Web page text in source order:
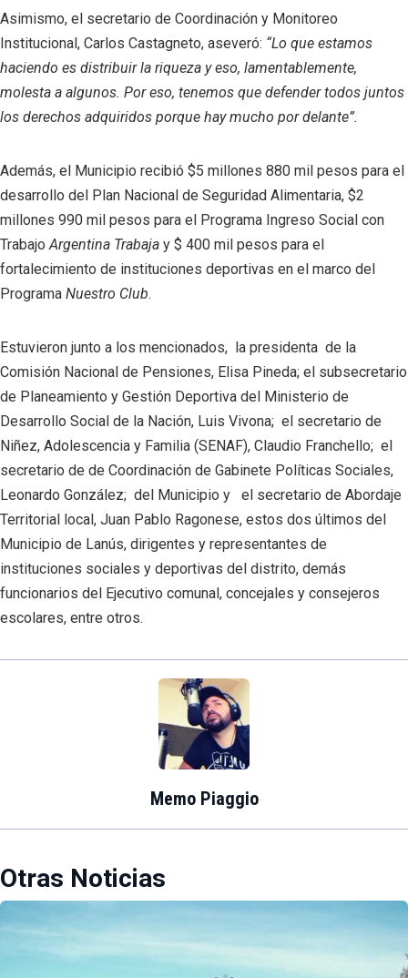
Asimismo, el secretario de Coordinación y Monitoreo
Institucional, Carlos Castagneto, aseveró: “Lo que estamos
haciendo es distribuir la riqueza y eso, lamentablemente,
molesta a algunos. Por eso, tenemos que defender todos juntos
los derechos adquiridos porque hay mucho por delante”.
Además, el Municipio recibió $5 millones 880 mil pesos para el
desarrollo del Plan Nacional de Seguridad Alimentaria, $2
millones 990 mil pesos para el Programa Ingreso Social con
Trabajo Argentina Trabaja y $ 400 mil pesos para el
fortalecimiento de instituciones deportivas en el marco del
Programa Nuestro Club.
Estuvieron junto a los mencionados, la presidenta de la
Comisión Nacional de Pensiones, Elisa Pineda; el subsecretario
de Planeamiento y Gestión Deportiva del Ministerio de
Desarrollo Social de la Nación, Luis Vivona; el secretario de
Niñez, Adolescencia y Familia (SENAF), Claudio Franchello; el
secretario de de Coordinación de Gabinete Políticas Sociales,
Leonardo González; del Municipio y el secretario de Abordaje
Territorial local, Juan Pablo Ragonese, estos dos últimos del
Municipio de Lanús, dirigentes y representantes de
instituciones sociales y deportivas del distrito, demás
funcionarios del Ejecutivo comunal, concejales y consejeros
escolares, entre otros.
Memo Piaggio
Otras Noticias